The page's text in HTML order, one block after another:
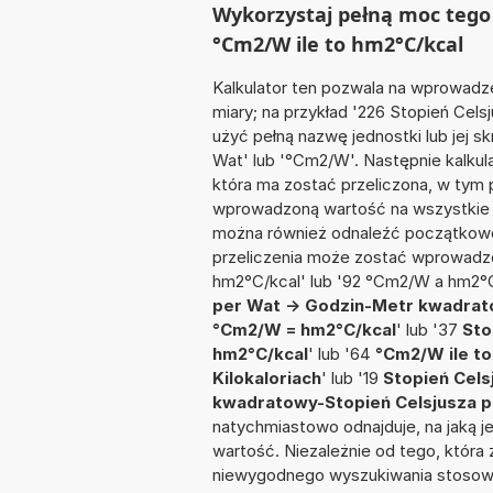
Wykorzystaj pełną moc
°Cm2/W ile to hm2°C/kcal
Kalkulator ten pozwala na
miary; na przykład '226 Stopień
użyć pełną nazwę jednostki lub jej
Wat' lub '°Cm2/W'. Następnie
która ma zostać przeliczona, w
wprowadzoną wartość na
można również odnaleźć
przeliczenia może zostać
hm2°C/kcal' lub '92 °Cm2/W a
per Wat -> Godzin-Metr
°Cm2/W = hm2°C/kcal' lub '37
hm2°C/kcal' lub '64 °Cm2/W ile
Kilokaloriach' lub '19 Stopień
kwadratowy-Stopień Celsjusza
natychmiastowo odnajduje, na jaką
wartość. Niezależnie od tego, która
niewygodnego wyszukiwania